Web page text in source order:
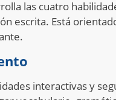
las cuatro
escrita. Está
interactivas y